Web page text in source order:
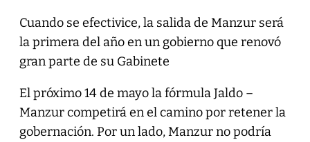
Cuando se efectivice, la salida de Manzur será
la primera del año en un gobierno que renovó
gran parte de su Gabinete
El próximo 14 de mayo la fórmula Jaldo –
Manzur competirá en el camino por retener la
gobernación. Por un lado, Manzur no podría